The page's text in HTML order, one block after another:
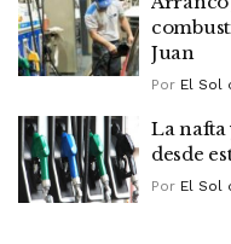
Juan
Por El Sol
La nafta
desde
Por El Sol